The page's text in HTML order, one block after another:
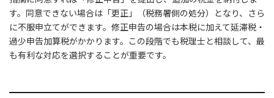
す。同意できない場合は「更正」（税務署側の処分）となり、さら
に不服申立てができます。修正申告の場合は本税に加えて延滞税・
過少申告加算税がかかります。この段階でも税理士と相談して、最
も有利な対応を選択することが重要です。